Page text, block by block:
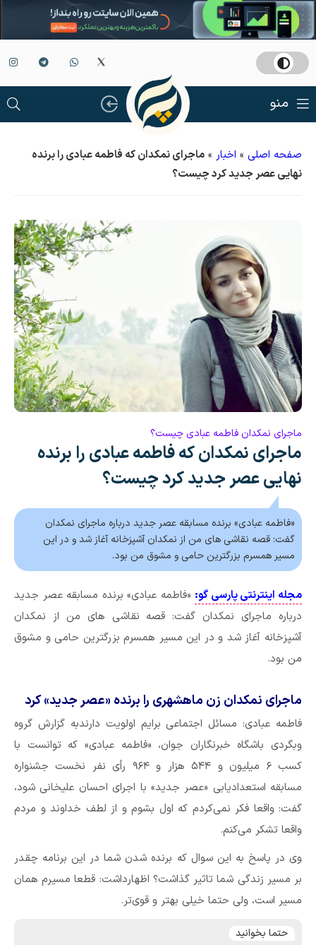
منو
صفحه اصلی » اخبار » ماجرای نمکدان که فاطمه عبادی را برنده
نهایی عصر جدید کرد چیست؟
ماجرای نمکدان فاطمه عبادی چیست؟
ماجرای نمکدان که فاطمه عبادی را برنده
نهایی عصر جدید کرد چیست؟
«فاطمه عبادی» برنده مسابقه عصر جدید درباره ماجرای نمکدان
گفت: قصه نقاشی های من از نمکدان آشپزخانه آغاز شد و در این
مسیر همسرم بزرگترین حامی و مشوق من بود.
مجله اینترنتی پارسی گو: «فاطمه عبادی» برنده مسابقه عصر جدید
درباره ماجرای نمکدان گفت: قصه نقاشی های من از نمکدان
آشپزخانه آغاز شد و در این مسیر همسرم بزرگترین حامی و مشوق
من بود.
ماجرای نمکدان زن ماهشهری را برنده «عصر جدید» کرد
فاطمه عبادی: مسائل اجتماعی برایم اولویت دارندبه گزارش گروه
وبگردی باشگاه خبرنگاران جوان، «فاطمه عبادی» که توانست با
کسب ۶ میلیون و ۵۴۴ هزار و ۹۶۴ رأی نفر نخست جشنواره
مسابقه استعدادیابی «عصر جدید» با اجرای احسان علیخانی شود،
گفت: واقعا فکر نمی‌کردم که اول بشوم و از لطف خداوند و مردم
واقعا تشکر می‌کنم.
وی در پاسخ به این سوال که برنده شدن شما در این برنامه چقدر
بر مسیر زندگی شما تاثیر گذاشت؟ اظهارداشت: قطعا مسیرم همان
مسیر است، ولی حتما خیلی بهتر و قوی‌تر.
حتما بخوانید